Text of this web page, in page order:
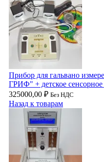
Прибор для гальвано
ГРИФ" + детское
325000,00 ₽ Без НДС
Назад к товарам